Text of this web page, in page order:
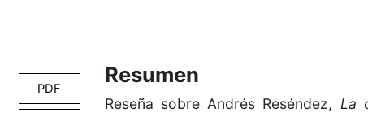
PDF
Resumen
Reseña sobre Andrés Reséndez, La